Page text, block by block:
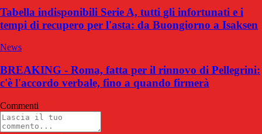
Tabella indisponibili Serie A, tutti gli infortunati e i
tempi di recupero per l'asta: da Buongiorno a Isaksen
News
BREAKING - Roma, fatta per il rinnovo di Pellegrini:
c'è l'accordo verbale, fino a quando firmerà
Commenti